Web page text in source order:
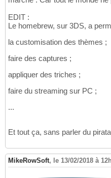
EDIT :
Le homebrew, sur 3DS, a
la customisation des thèmes ;
faire des captures ;
appliquer des triches ;
faire du streaming sur PC ;
...
Et tout ça, sans parler du
MikeRowSoft, le 13/02/2018 à